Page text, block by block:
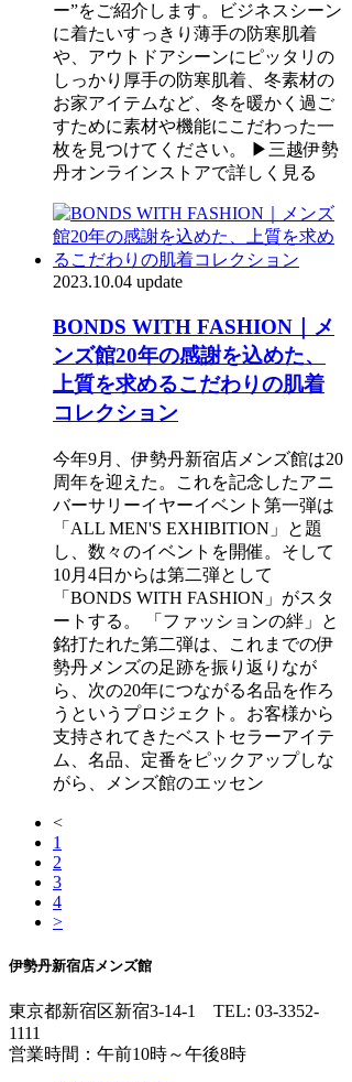
ー”をご紹介します。ビジネスシーン
に着たいすっきり薄手の防寒肌着
や、アウトドアシーンにピッタリの
しっかり厚手の防寒肌着、冬素材の
お家アイテムなど、冬を暖かく過ご
すために素材や機能にこだわった一
枚を見つけてください。 ▶三越伊勢
丹オンラインストアで詳しく見る
2023.10.04 update
BONDS WITH FASHION｜メ
ンズ館20年の感謝を込めた、
上質を求めるこだわりの肌着
コレクション
今年9月、伊勢丹新宿店メンズ館は20
周年を迎えた。これを記念したアニ
バーサリーイヤーイベント第一弾は
「ALL MEN'S EXHIBITION」と題
し、数々のイベントを開催。そして
10月4日からは第二弾として
「BONDS WITH FASHION」がスタ
ートする。 「ファッションの絆」と
銘打たれた第二弾は、これまでの伊
勢丹メンズの足跡を振り返りなが
ら、次の20年につながる名品を作ろ
うというプロジェクト。お客様から
支持されてきたベストセラーアイテ
ム、名品、定番をピックアップしな
がら、メンズ館のエッセン
<
1
2
3
4
>
伊勢丹新宿店メンズ館
東京都新宿区新宿3-14-1 TEL: 03-3352-
1111
営業時間：午前10時～午後8時